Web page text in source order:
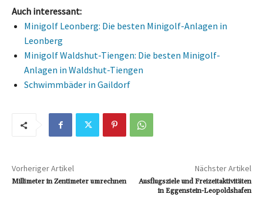
Auch interessant:
Minigolf Leonberg: Die besten Minigolf-Anlagen in
Leonberg
Minigolf Waldshut-Tiengen: Die besten Minigolf-
Anlagen in Waldshut-Tiengen
Schwimmbäder in Gaildorf
Vorheriger Artikel
Millimeter in Zentimeter umrechnen
Nächster Artikel
Ausflugsziele und Freizeitaktivitäten
in Eggenstein-Leopoldshafen